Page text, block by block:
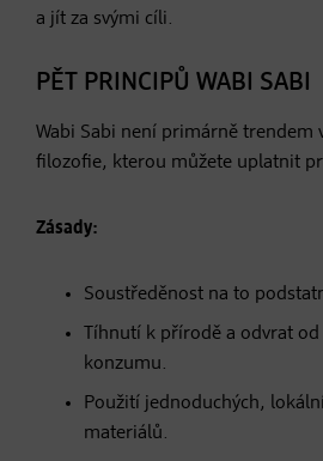
a jít za svými cíli.
PĚT PRINCIPŮ WABI SABI
Wabi Sabi není primárně trendem
filozofie, kterou můžete uplatnit
Zásady:
Soustředěnost na to
Tíhnutí k přírodě a odvrat
konzumu.
Použití jednoduchých,
materiálů.